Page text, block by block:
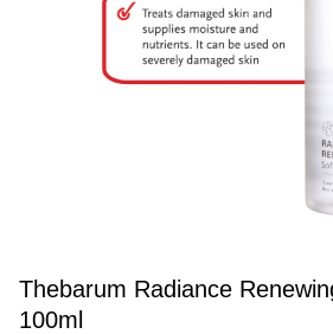
Thebarum Radiance
100ml